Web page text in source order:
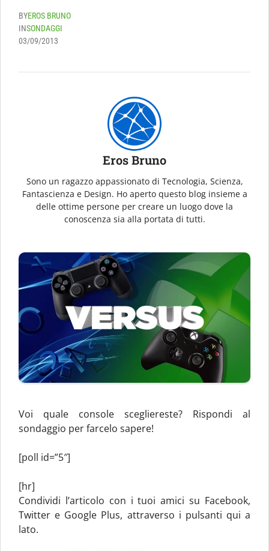
BYEROS BRUNO
INSONDAGGI
03/09/2013
Eros Bruno
Sono un ragazzo appassionato di Tecnologia, Scienza,
Fantascienza e Design. Ho aperto questo blog insieme a
delle ottime persone per creare un luogo dove la
conoscenza sia alla portata di tutti.
Voi quale console scegliereste? Rispondi al
sondaggio per farcelo sapere!
[poll id=”5″]
[hr]
Condividi l’articolo con i tuoi amici su Facebook,
Twitter e Google Plus, attraverso i pulsanti qui a
lato.